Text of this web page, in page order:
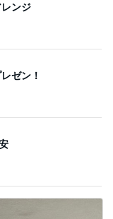
ンジ
ゼン！